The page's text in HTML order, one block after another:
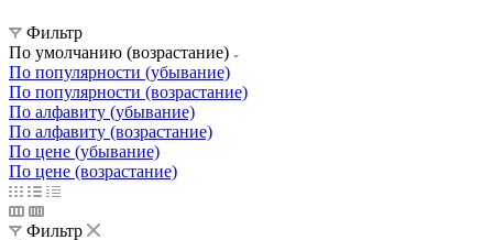
Фильтр
По умолчанию (возрастание)
По популярности (убывание)
По популярности (возрастание)
По алфавиту (убывание)
По алфавиту (возрастание)
По цене (убывание)
По цене (возрастание)
Фильтр